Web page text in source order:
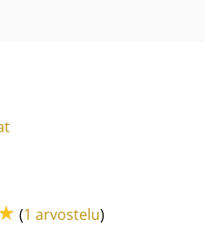
(1 arvostelu)